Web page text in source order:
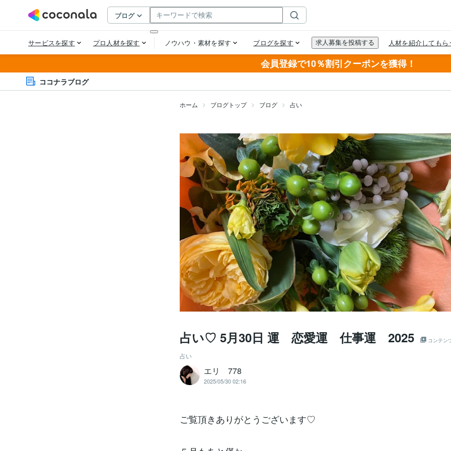
会員登録で10％割引クーポンを獲得！
ココナラブログ
ホーム ブログトップ ブログ 占い
占い♡ 5月30日 運 恋愛運 仕事運 2025 コンテン
占い
エリ 778
2025/05/30 02:16
ご覧頂きありがとうございます♡